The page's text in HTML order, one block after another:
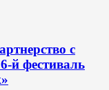
с
й фестиваль